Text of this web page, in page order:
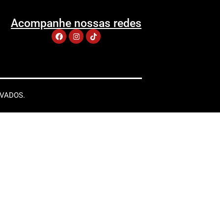
Acompanhe nossas redes